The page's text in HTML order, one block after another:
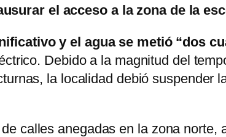
el acceso a la zona de la
y el agua se metió “dos
Debido a la magnitud del
la localidad debió suspender
calles anegadas en la zona norte,